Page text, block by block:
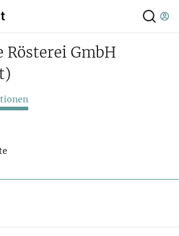
Rösterei GmbH